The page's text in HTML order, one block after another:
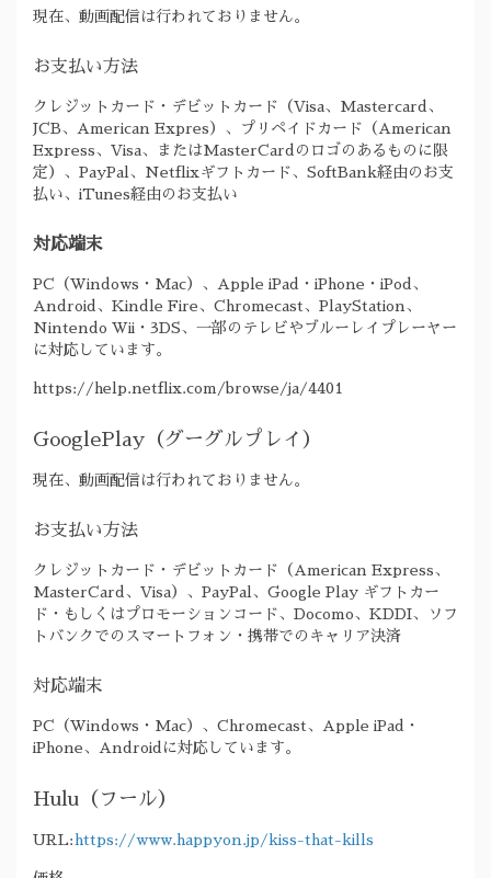
現在、動画配信は行われておりません。
お支払い方法
クレジットカード・デビットカード（Visa、Mastercard、
JCB、American Expres）、プリペイドカード（American
Express、Visa、またはMasterCardのロゴのあるものに限
定）、PayPal、Netflixギフトカード、SoftBank経由のお支
払い、iTunes経由のお支払い
対応端末
PC（Windows・Mac）、Apple iPad・iPhone・iPod、
Android、Kindle Fire、Chromecast、PlayStation、
Nintendo Wii・3DS、一部のテレビやブルーレイプレーヤー
に対応しています。
https://help.netflix.com/browse/ja/4401
GooglePlay（グーグルプレイ）
現在、動画配信は行われておりません。
お支払い方法
クレジットカード・デビットカード（American Express、
MasterCard、Visa）、PayPal、Google Play ギフトカー
ド・もしくはプロモーションコード、Docomo、KDDI、ソフ
トバンクでのスマートフォン・携帯でのキャリア決済
対応端末
PC（Windows・Mac）、Chromecast、Apple iPad・
iPhone、Androidに対応しています。
Hulu（フール）
URL: https://www.happyon.jp/kiss-that-kills